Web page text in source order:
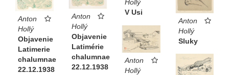
Anton
Hollý
Objavenie
Latimerie
chalumnae
22.12.1938
Anton
Hollý
Objavenie
Latimérie
chalumnae
22.12.1938
Hollý
V Usi
Anton
Hollý
Sluky
Anton
Hollý